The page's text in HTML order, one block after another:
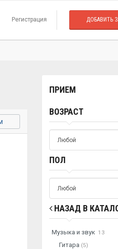
Регистрация ДОБАВИТЬ
ПРИЕМ
ВОЗРАСТ
ПОЛ
НАЗАД В
Музыка и звук 13
Гитара (5)